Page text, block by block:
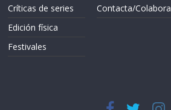
Críticas de series
Edición física
Festivales
Contacta/Colabora